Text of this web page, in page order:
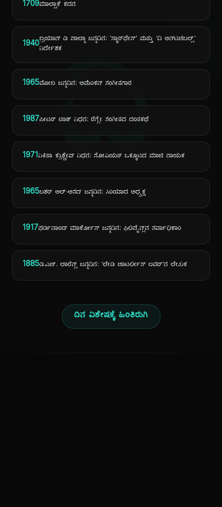
ದಿ
1709ಮಾಲ್ಪಾಕೆ ಕದನ
1940ಬ್ರಿಯಾನ್ ಡಿ ಪಾಲ್ಮಾ ಜನ್ಮದಿನ: 'ಸ್ಕಾರ್‌ಫೇಸ್' ಮತ್ತು 'ದಿ ಅನ್‌ಟಚಬಲ್ಸ್'
ನಿರ್ದೇಶಕ
1965ಮೋಬಿ ಜನ್ಮದಿನ: ಅಮೆರಿಕನ್ ಸಂಗೀತಗಾರ
1987ಪೀಟರ್ ಟಾಶ್ ನಿಧನ: ರೆಗ್ಗೇ ಸಂಗೀತದ ದಂತಕಥೆ
1971ನಿಕಿತಾ ಕ್ರುಶ್ಚೇವ್ ನಿಧನ: ಸೋವಿಯತ್ ಒಕ್ಕೂಟದ ಮಾಜಿ ನಾಯಕ
1965ಬಶರ್ ಅಲ್-ಅಸದ್ ಜನ್ಮದಿನ: ಸಿರಿಯಾದ ಅಧ್ಯಕ್ಷ
1917ಫರ್ಡಿನಾಂಡ್ ಮಾರ್ಕೋಸ್ ಜನ್ಮದಿನ: ಫಿಲಿಪೈನ್ಸ್‌ನ ಸರ್ವಾಧಿಕಾರಿ
1885ಡಿ.ಎಚ್. ಲಾರೆನ್ಸ್ ಜನ್ಮದಿನ: 'ಲೇಡಿ ಚಾಟರ್ಲೀಸ್ ಲವರ್'ನ ಲೇಖಕ
ದಿನ ವಿಶೇಷಕ್ಕೆ ಹಿಂತಿರುಗಿ